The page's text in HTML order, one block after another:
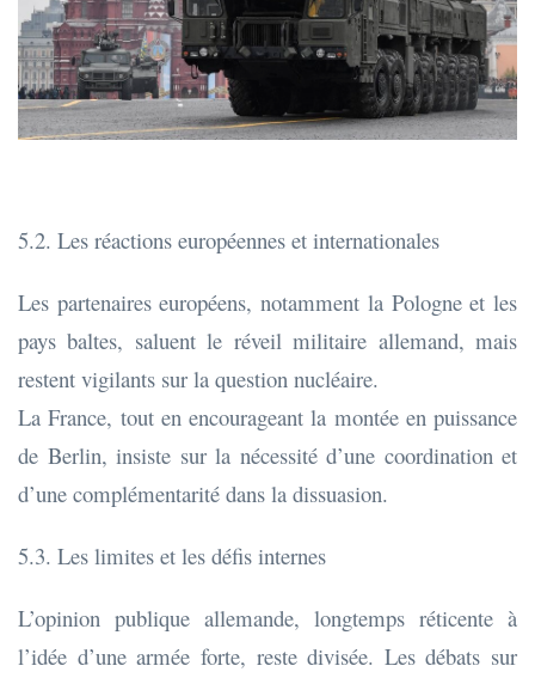
5.2. Les réactions européennes et internationales
Les partenaires européens, notamment la Pologne et les
pays baltes, saluent le réveil militaire allemand, mais
restent vigilants sur la question nucléaire.
La France, tout en encourageant la montée en puissance
de Berlin, insiste sur la nécessité d’une coordination et
d’une complémentarité dans la dissuasion.
5.3. Les limites et les défis internes
L’opinion publique allemande, longtemps réticente à
l’idée d’une armée forte, reste divisée. Les débats sur